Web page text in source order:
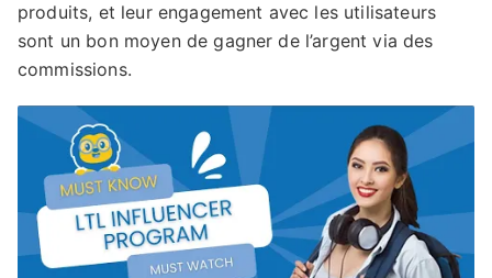
produits, et leur engagement avec les utilisateurs
sont un bon moyen de gagner de l’argent via des
commissions.